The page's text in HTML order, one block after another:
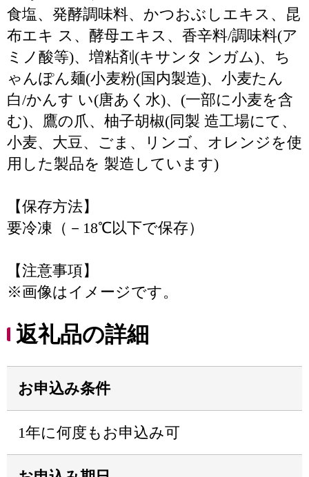
食塩、発酵調味料、かつおぶしエキス、昆
布エキ ス、酵母エキス、香辛料/調味料(ア
ミノ酸等)、増粘剤(キサンタ ンガム)、ち
ゃんぽん麺(小麦粉(国内製造)、小麦たん
白/かんす い(唐あく水)、(一部に小麦を含
む)、鷹の爪、柚子胡椒(同製 造工場にて、
小麦、大豆、ごま、リンゴ、オレンジを使
用した製品を 製造しています)
【保存方法】
要冷凍（－18℃以下で保存）
【注意事項】
※画像はイメージです。
返礼品の詳細
お申込み条件
1年に何度もお申込み可